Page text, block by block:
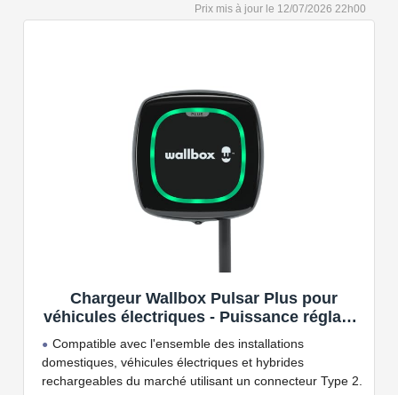
12/07/2026 22h00
Chargeur Wallbox Pulsar Plus pour
véhicules électriques - Puissance réglable
jusqu'à 7.4 KW, câble de Charge Type 2,
Wi-FI et Bluetooth, OCPP
Compatible avec l'ensemble des installations
domestiques, véhicules électriques et hybrides
rechargeables du marché utilisant un connecteur Type 2.